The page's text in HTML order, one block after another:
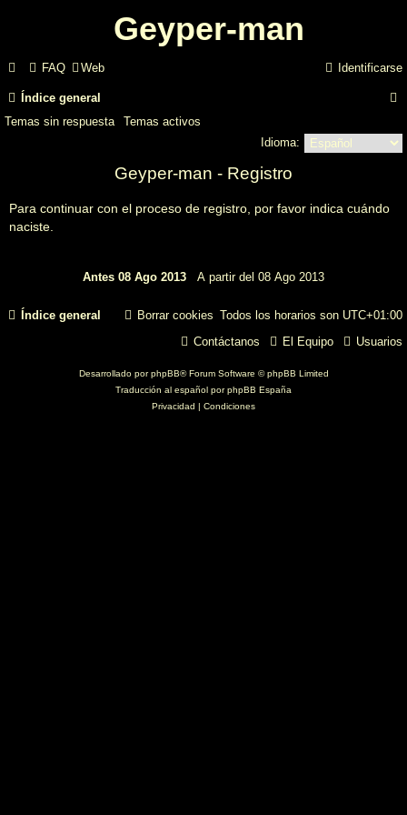
Geyper-man
FAQ Web Identificarse
Índice general
s
Temas sin respuesta
Temas activos
Idioma:
Geyper-man - Registro
Para continuar con el proceso de registro, por favor indica cuándo
naciste.
Índice general Todos los horarios son UTC+01:00
Borrar cookies
Usuarios
El Equipo
Contáctanos
Desarrollado porphpBB® Forum Software © phpBB Limited
Traducción al español porphpBB España
Privacidad | Condiciones